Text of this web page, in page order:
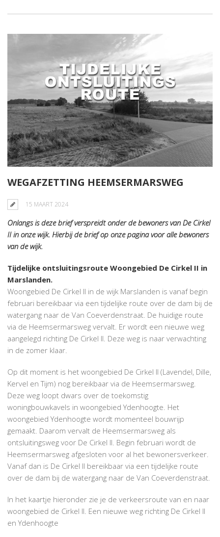
WEGAFZETTING HEEMSERMARSWEG
15 MAART 2024
Onlangs is deze brief verspreidt onder de bewoners van De Cirkel
II in onze wijk. Hierbij de brief op onze pagina voor alle bewoners
van de wijk.
Tijdelijke ontsluitingsroute Woongebied De Cirkel II in
Marslanden.
Woongebied De Cirkel II in de wijk Marslanden is vanaf begin
februari bereikbaar via een tijdelijke route over de dam bij de
watergang naar de Van Coeverdenstraat. De huidige route
via de Heemsermarsweg vervalt. Er wordt een nieuwe weg
aangelegd richting De Cirkel II. Deze weg is naar verwachting
in de zomer klaar.
Op dit moment is het woongebied De Cirkel II (Lavendel, Dille,
Kervel en Tijm) nog bereikbaar via de Heemsermarsweg.
Deze weg loopt dwars over de toekomstig
woningbouwkavels in woongebied Ydenhoogte. Het
woongebied Ydenhoogte wordt momenteel bouwrijp
gemaakt. Daarom vervalt de Heemsermarsweg als
ontsluitingsweg voor De Cirkel II. Begin februari wordt de
Heemsermarsweg afgesloten voor al het bewonersverkeer.
Vanaf dan is De Cirkel II bereikbaar via een tijdelijke route
over de dam bij de watergang naar de Van Coeverdenstraat.
In het kaartje hieronder zie je de verkeersroute van en naar
woongebied de Cirkel II. Een nieuwe weg richting De Cirkel II
en Ydenhoogte